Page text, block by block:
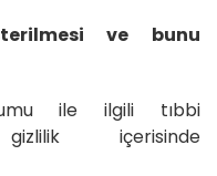
ve bunu
ile ilgili tıbbi
gizlilik içerisinde